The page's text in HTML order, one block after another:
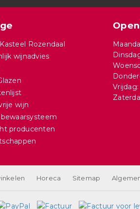
Rozendaal
wijnadvies
wijn
bewaarsysteem
producenten
Vrijdag:
Horeca Sitemap